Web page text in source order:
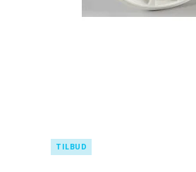
TILBUD